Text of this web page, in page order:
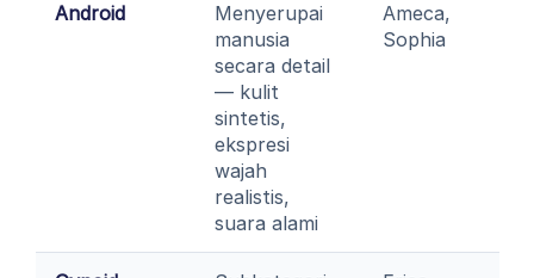
Android
Menyerupai
manusia
secara detail
— kulit
sintetis,
ekspresi
wajah
realistis,
suara alami
Ameca,
Sophia